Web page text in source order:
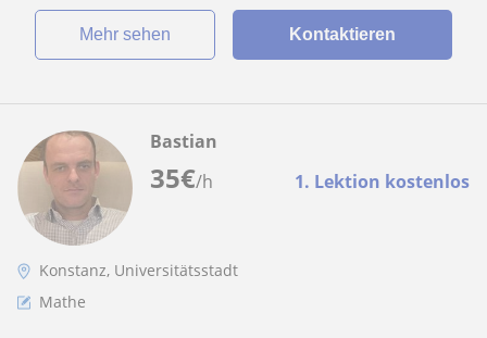
Mehr sehen Kontaktieren
35€/h 1. Lektion kostenlos
Bastian
Konstanz, Universitätsstadt
Mathe